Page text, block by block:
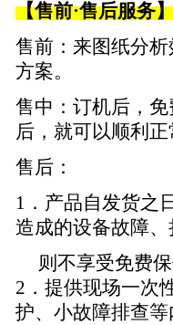
【售前·售后服务
售前：来图纸分
方案。
售中：订机后，
后，就可以顺利
售后：
1．产品自发货之
造成的设备故障、
则不享受免费
2．提供现场一次
护、小故障排查